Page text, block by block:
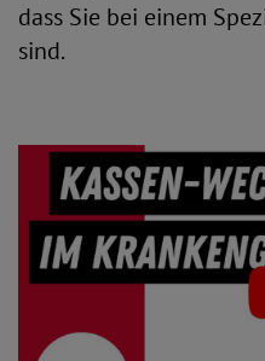
dass Sie bei einem
sind.